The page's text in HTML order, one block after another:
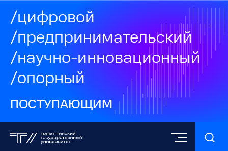
/цифровой
/предпринимательский
/научно-инновационный
/опорный
ПОСТУПАЮЩИМ